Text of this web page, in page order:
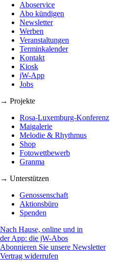
Aboservice
Abo kündigen
Newsletter
Werben
Veranstaltungen
Terminkalender
Kontakt
Kiosk
jW-App
Jobs
→ Projekte
Rosa-Luxemburg-Konferenz
Maigalerie
Melodie & Rhythmus
Shop
Fotowettbewerb
Granma
→ Unterstützen
Genossenschaft
Aktionsbüro
Spenden
Nach Hause, online und in
der App: die jW-Abos
Abonnieren Sie unsere Newsletter
Vertrag widerrufen